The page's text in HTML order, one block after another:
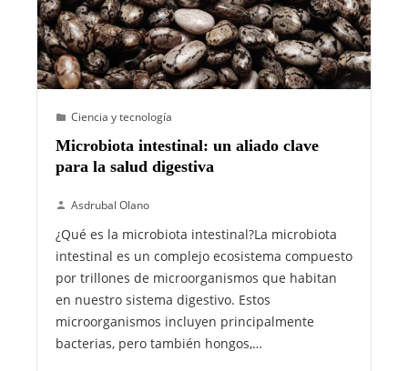
Ciencia y tecnología
Microbiota intestinal: un aliado clave
para la salud digestiva
Asdrubal Olano
¿Qué es la microbiota intestinal?La microbiota
intestinal es un complejo ecosistema compuesto
por trillones de microorganismos que habitan
en nuestro sistema digestivo. Estos
microorganismos incluyen principalmente
bacterias, pero también hongos,…